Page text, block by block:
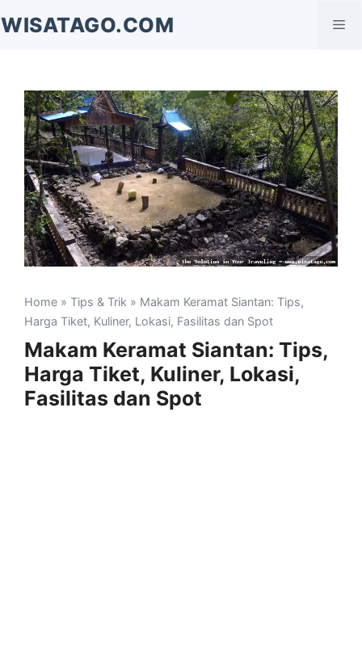
ke
WISATAGO.COM
Home » Tips & Trik » Makam Keramat Siantan: Tips,
Harga Tiket, Kuliner, Lokasi, Fasilitas dan Spot
Makam Keramat Siantan: Tips,
Harga Tiket, Kuliner, Lokasi,
Fasilitas dan Spot